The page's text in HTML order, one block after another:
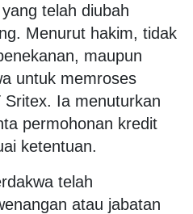
telah diubah
Menurut hakim, tidak
maupun
untuk memroses
Ia menuturkan
permohonan kredit
ketentuan.
telah
atau jabatan